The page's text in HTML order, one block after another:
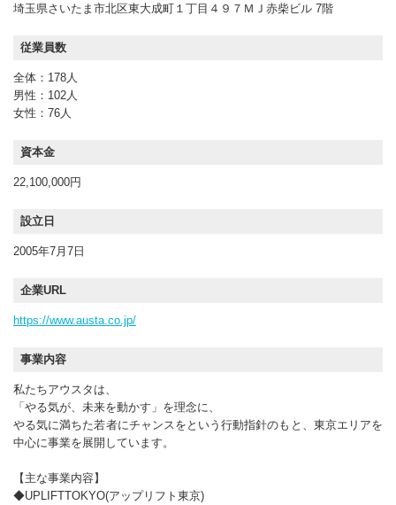
埼玉県さいたま市北区東大成町１丁目４９７ＭＪ赤柴ビル 7階
従業員数
全体：178人
男性：102人
女性：76人
資本金
22,100,000円
設立日
2005年7月7日
企業URL
https://www.austa.co.jp/
事業内容
私たちアウスタは、
「やる気が、未来を動かす」を理念に、
やる気に満ちた若者にチャンスをという行動指針のもと、東京エリアを
中心に事業を展開しています。
【主な事業内容】
◆UPLIFTTOKYO(アップリフト東京)